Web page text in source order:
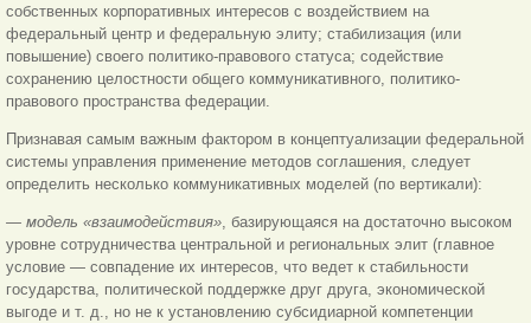
собственных корпоративных интересов с воздействием на
федеральный центр и федеральную элиту; стабилизация (или
повышение) своего политико-правового статуса; содействие
сохранению целостности общего коммуникативного, политико-
правового пространства федерации.
Признавая самым важным фактором в концептуализации федеральной
системы управления применение методов соглашения, следует
определить несколько коммуникативных моделей (по вертикали):
— модель «взаимодействия» , базирующаяся на достаточно высоком
уровне сотрудничества центральной и региональных элит (главное
условие — совпадение их интересов, что ведет к стабильности
государства, политической поддержке друг друга, экономической
выгоде и т. д., но не к установлению субсидиарной компетенции